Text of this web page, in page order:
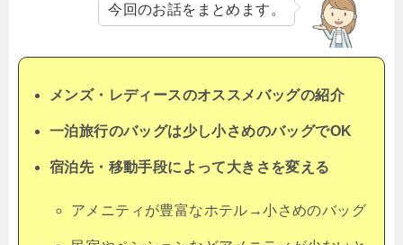
今回のお話をまとめます。
メンズ・レディースのオススメバッグの紹介
一泊旅行のバッグは少し小さめのバッグでOK
宿泊先・移動手段によって大きさを変える
アメニティが豊富なホテル→小さめのバッグ